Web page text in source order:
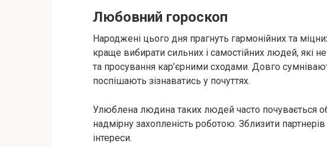
Любовний гороскоп
Народжені цього дня прагнуть гармонійних та
краще вибирати сильних і самостійних людей, які
та просування кар’єрними сходами. Довго
поспішають зізнаватись у почуттях.
Улюблена людина таких людей часто почувається
надмірну захопленість роботою. Зблизити
інтереси.